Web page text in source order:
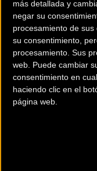
más detallada y
negar su
procesamiento de
su consentimiento,
procesamiento. Sus
web. Puede cambiar
consentimiento en
haciendo clic en el
página web.
Comercios
MC SKI BIKE